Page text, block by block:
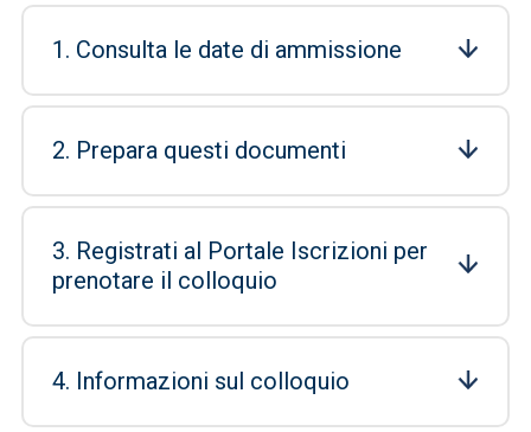
1. Consulta le date di ammissione
2. Prepara questi documenti
3. Registrati al Portale Iscrizioni per
prenotare il colloquio
4. Informazioni sul colloquio